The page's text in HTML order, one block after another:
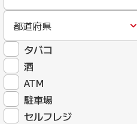
都道府県
タバコ
酒
ATM
駐車場
セルフレジ